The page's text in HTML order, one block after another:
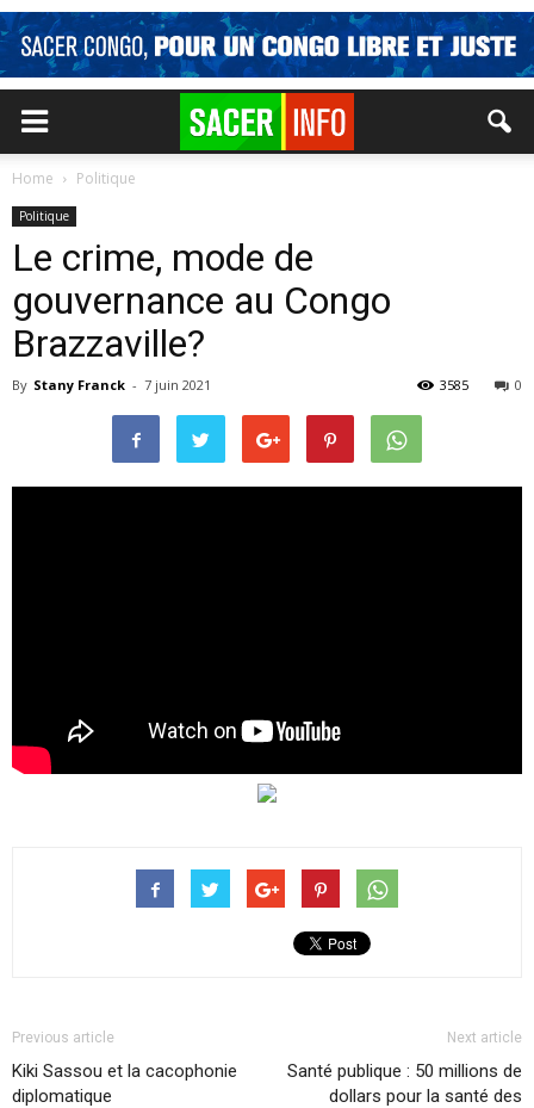
Home Politique
Politique
Le crime, mode de
gouvernance au Congo
Brazzaville?
By Stany Franck - 7 juin 2021 0
3585
Previous article
Kiki Sassou et la cacophonie
diplomatique
Next article
Santé publique : 50 millions de
dollars pour la santé des